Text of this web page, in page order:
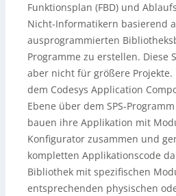
Funktionsplan (FBD) und
Nicht-Informatikern basierend
ausprogrammierten
Programme zu erstellen. Diese
aber nicht für größere
dem Codesys Application
Ebene über dem SPS-
bauen ihre Applikation mit
Konfigurator zusammen und
kompletten Applikationscode
Bibliothek mit spezifischen
entsprechenden physischen